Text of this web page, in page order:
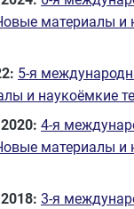
материалы и
5-я
и наукоёмкие
4-я
материалы и
3-я